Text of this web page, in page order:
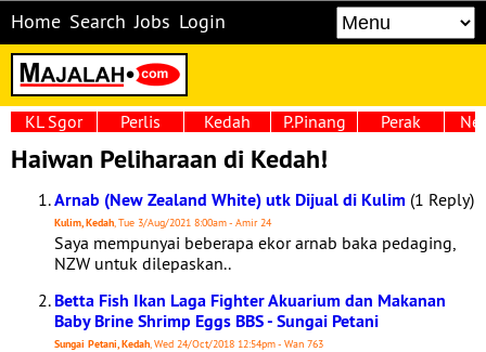
Home Search Jobs Login
KL Sgor Perlis Kedah P.Pinang Perak
Haiwan Peliharaan di Kedah!
Arnab (New Zealand White) utk Dijual di Kulim (1 Reply)
Kulim, Kedah, Tue 3/Aug/2021 8:00am - Amir 24
Saya mempunyai beberapa ekor arnab baka pedaging,
NZW untuk dilepaskan..
Betta Fish Ikan Laga Fighter Akuarium dan Makanan
Baby Brine Shrimp Eggs BBS - Sungai Petani
Sungai Petani, Kedah, Wed 24/Oct/2018 12:54pm - Wan 763